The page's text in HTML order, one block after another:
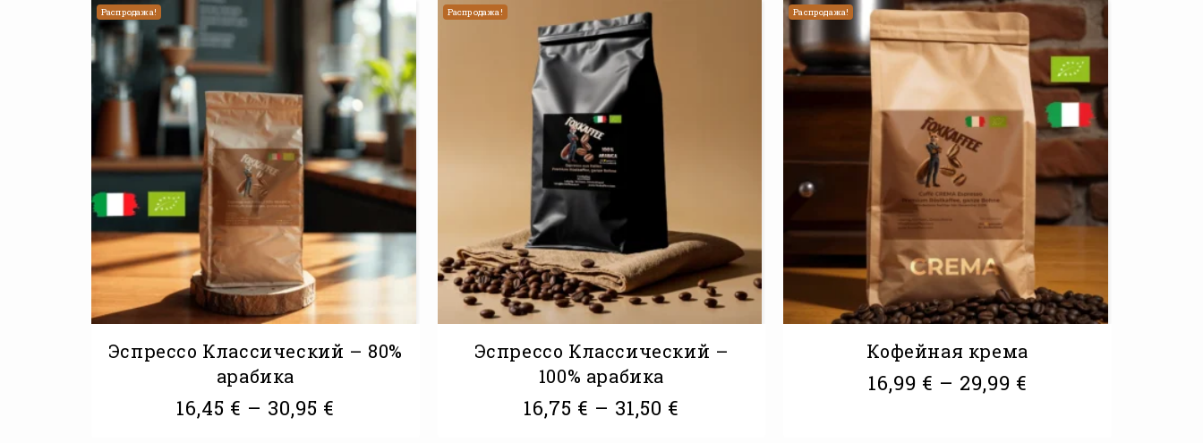
Распродажа!
Эспрессо Классический – 80%
арабика
16,45 € – 30,95 €
Распродажа!
Эспрессо Классический –
100% арабика
16,75 € – 31,50 €
Распродажа!
Кофейная крема
16,99 € – 29,99 €